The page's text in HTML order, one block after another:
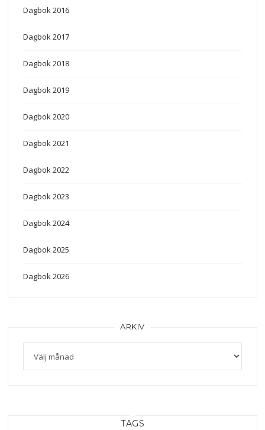
Dagbok 2016
Dagbok 2017
Dagbok 2018
Dagbok 2019
Dagbok 2020
Dagbok 2021
Dagbok 2022
Dagbok 2023
Dagbok 2024
Dagbok 2025
Dagbok 2026
ARKIV
Arkiv
TAGS